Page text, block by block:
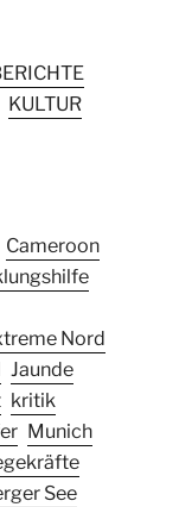
KULTUR
Cameroon
Nord
Jaunde
kritik
Munich
See